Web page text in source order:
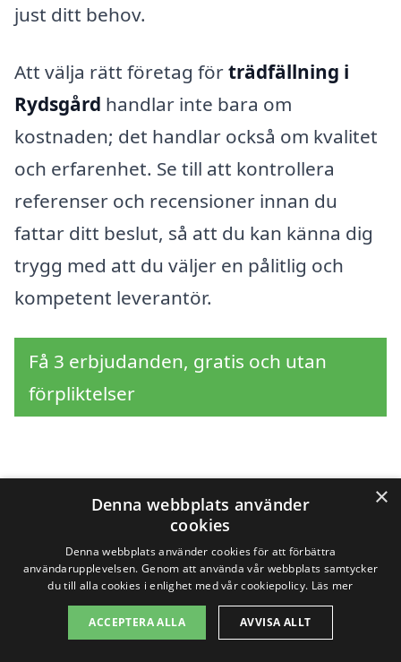
just ditt behov.
Att välja rätt företag förträdfällning i
Rydsgård handlar inte bara om
kostnaden; det handlar också om kvalitet
och erfarenhet. Se till att kontrollera
referenser och recensioner innan du
fattar ditt beslut, så att du kan känna dig
trygg med att du väljer en pålitlig och
kompetent leverantör.
Få 3 erbjudanden, gratis och utan
förpliktelser
Sök efter en
professionell för
trädfällning i andra
städer nära Rydsgård
×
Denna webbplats använder
cookies
Denna webbplats använder cookies för att förbättra
användarupplevelsen. Genom att använda vår webbplats samtycker
du till alla cookies i enlighet med vår cookiepolicy. Läs mer
ACCEPTERA ALLA AVVISA ALLT